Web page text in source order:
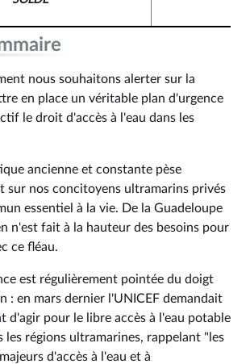
nous souhaitons alerter sur la
en place un véritable plan d'urgence
le droit d'accès à l'eau dans les
ancienne et constante pèse
sur nos concitoyens ultramarins privés
essentiel à la vie. De la Guadeloupe
n'est fait à la hauteur des besoins pour
ce fléau.
est régulièrement pointée du doigt
: en mars dernier l'UNICEF demandait
d'agir pour le libre accès à l'eau potable
les régions ultramarines, rappelant "les
d'accès à l'eau et à